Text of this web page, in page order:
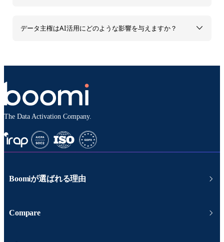
データ主権はAI活用にどのような影響を与えますか？
The Data Activation Company.
Boomiが選ばれる理由
Compare